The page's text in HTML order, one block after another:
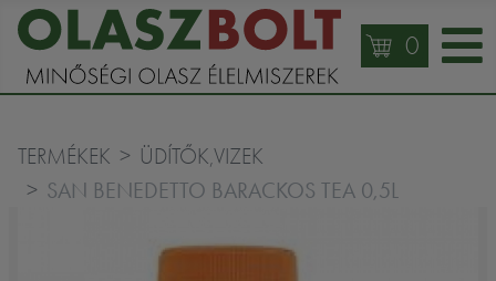
0
TERMÉKEK ÜDÍTŐK,VIZEK
SAN BENEDETTO BARACKOS TEA 0,5L